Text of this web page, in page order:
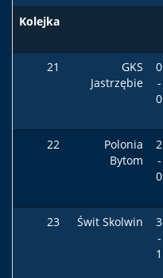
Kolejka
21
GKS
Jastrzębie
0
-
0
22
Polonia
Bytom
2
-
0
23 Świt Skolwin
3
-
1